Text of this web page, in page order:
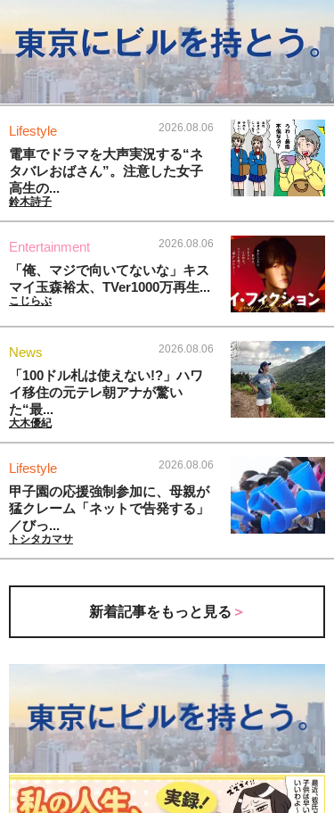
Lifestyle 2026.08.06
電車でドラマを大声実況する“ネ
タバレおばさん”。注意した女子
高生の...
鈴木詩子
Entertainment 2026.08.06
「俺、マジで向いてないな」キス
マイ玉森裕太、TVer1000万再生...
こじらぶ
News 2026.08.06
「100ドル札は使えない!?」ハワ
イ移住の元テレ朝アナが驚い
た“最...
大木優紀
Lifestyle 2026.08.06
甲子園の応援強制参加に、母親が
猛クレーム「ネットで告発する」
／びっ...
トシタカマサ
新着記事をもっと見る